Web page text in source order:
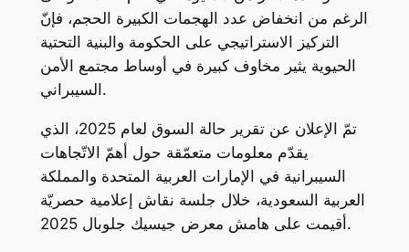
الرغم من انخفاض عدد الهجمات الكبيرة الحجم، فإنّ
التركيز الاستراتيجي على الحكومة والبنية التحتية
الحيوية يثير مخاوف كبيرة في أوساط مجتمع الأمن
السيبراني.
تمّ الإعلان عن تقرير حالة السوق لعام 2025، الذي
يقدّم معلومات متعمّقة حول أهمّ الاتّجاهات
السيبرانية في الإمارات العربية المتحدة والمملكة
العربية السعودية، خلال جلسة نقاش إعلامية حصريّة
أقيمت على هامش معرض جيسيك جلوبال 2025.